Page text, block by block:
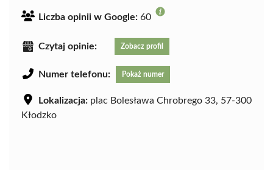
Liczba opinii w Google: 60
Czytaj opinie: Zobacz profil
Numer telefonu: Pokaż numer
Lokalizacja: plac Bolesława Chrobrego 33, 57-300
Kłodzko